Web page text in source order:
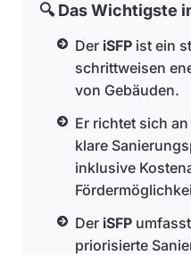
🔍 Das Wichtigste
Der iSFP ist ein
schrittweisen
von Gebäuden.
Er richtet sich
klare
inklusive
Der iSFP
priorisierte